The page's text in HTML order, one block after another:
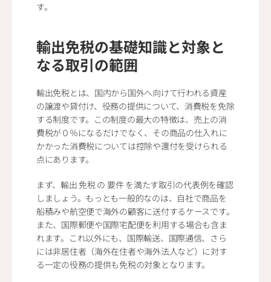
す。
輸出免税の基礎知識と対象と
なる取引の範囲
輸出免税とは、国内から国外へ向けて行われる資産
の譲渡や貸付け、役務の提供について、消費税を免除
する制度です。この制度の最大の特徴は、売上の消
費税が０％になるだけでなく、その商品の仕入れに
かかった消費税については控除や還付を受けられる
点にあります。
まず、輸出 免税 の 要件 を満たす取引の代表例を確認
しましょう。もっとも一般的なのは、自社で商品を
船積みや航空便で海外の顧客に送付するケースです。
また、国際郵便や国際宅配便を利用する場合も含ま
れます。これ以外にも、国際輸送、国際通信、さら
には非居住者（海外在住者や海外法人など）に対す
る一定の役務の提供も免税の対象となります。